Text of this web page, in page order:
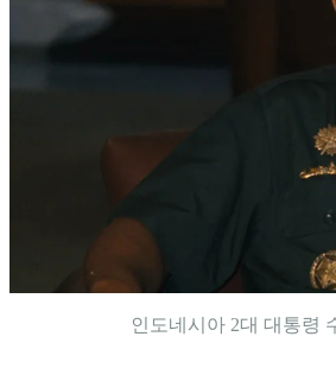
인도네시아 2대 대통령